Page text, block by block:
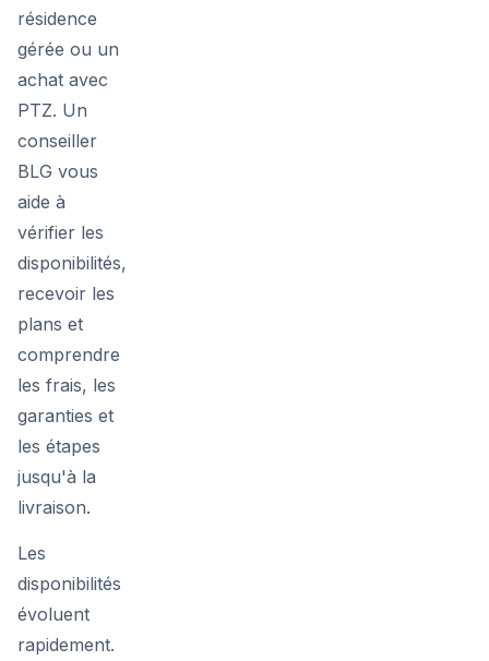
résidence
gérée ou un
achat avec
PTZ. Un
conseiller
BLG vous
aide à
vérifier les
disponibilités,
recevoir les
plans et
comprendre
les frais, les
garanties et
les étapes
jusqu'à la
livraison.
Les
disponibilités
évoluent
rapidement.